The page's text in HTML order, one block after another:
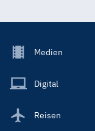
Footer
Main
Medien
Digital
Reisen